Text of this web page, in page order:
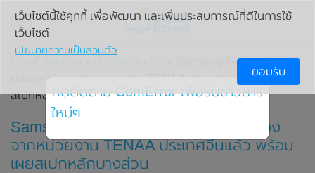
» Samsung Galaxy S21 FE
ผ่านการรับรองจากหน่วยงาน TENAA ประเทศจีนแล้ว พร้อมเผย
สเปกหลักบางส่วน
Samsung Galaxy S21 FE ผ่านการรับรอง
จากหน่วยงาน TENAA ประเทศจีนแล้ว พร้อม
เผยสเปกหลักบางส่วน
เว็บไซต์นี้ใช้คุกกี้ เพื่อพัฒนา และเพิ่มประสบการณ์ที่ดีในการใช้
เว็บไซต์
นโยบายความเป็นส่วนตัว
ยอมรับ
กดติดตาม ComError เพื่อรับข่าวสาร
ใหม่ๆ